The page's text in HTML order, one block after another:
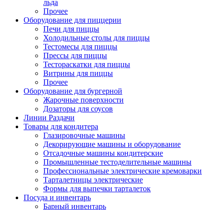
льда
Прочее
Оборудование для пиццерии
Печи для пиццы
Холодильные столы для пиццы
Тестомесы для пиццы
Прессы для пиццы
Тестораскатки для пиццы
Витрины для пиццы
Прочее
Оборудование для бургерной
Жарочные поверхности
Дозаторы для соусов
Линии Раздачи
Товары для кондитера
Глазировочные машины
Декорирующие машины и оборудование
Отсадочные машины кондитерские
Промышленные тестоделительные машины
Профессиональные электрические кремоварки
Тарталетницы электрические
Формы для выпечки тарталеток
Посуда и инвентарь
Барный инвентарь